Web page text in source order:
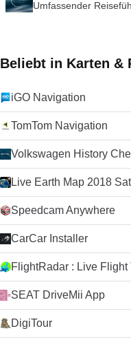
Umfassender
Beliebt in Karten &
iGO Navigation
TomTom Navigation
Volkswagen History
Live Earth Map 2018
Speedcam Anywhere
CarCar Installer
FlightRadar : Live Flight
SEAT DriveMii App
DigiTour